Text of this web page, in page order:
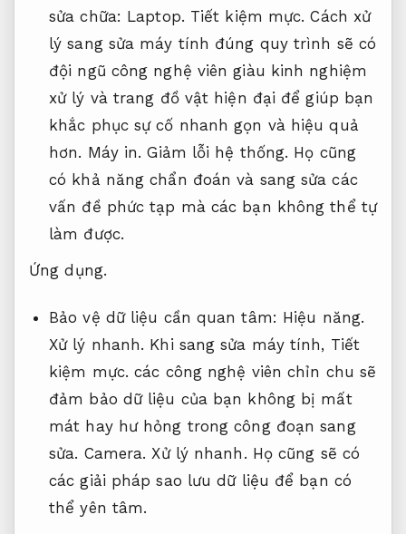
sửa chữa: Laptop. Tiết kiệm mực. Cách xử
lý sang sửa máy tính đúng quy trình sẽ có
đội ngũ công nghệ viên giàu kinh nghiệm
xử lý và trang đồ vật hiện đại để giúp bạn
khắc phục sự cố nhanh gọn và hiệu quả
hơn. Máy in. Giảm lỗi hệ thống. Họ cũng
có khả năng chẩn đoán và sang sửa các
vấn đề phức tạp mà các bạn không thể tự
làm được.
Ứng dụng.
Bảo vệ dữ liệu cần quan tâm: Hiệu năng.
Xử lý nhanh. Khi sang sửa máy tính, Tiết
kiệm mực. các công nghệ viên chỉn chu sẽ
đảm bảo dữ liệu của bạn không bị mất
mát hay hư hỏng trong công đoạn sang
sửa. Camera. Xử lý nhanh. Họ cũng sẽ có
các giải pháp sao lưu dữ liệu để bạn có
thể yên tâm.